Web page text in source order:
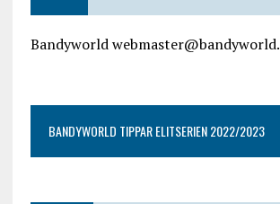
Bandyworld
BANDYWORLD TIPPAR ELITSERIEN 2022/2023